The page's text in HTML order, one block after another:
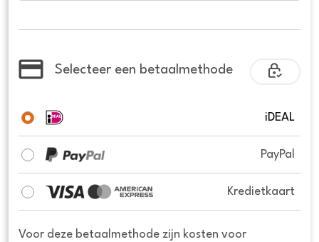
Selecteer een betaalmethode
iDEAL
PayPal
Kredietkaart
Voor deze betaalmethode zijn kosten voor